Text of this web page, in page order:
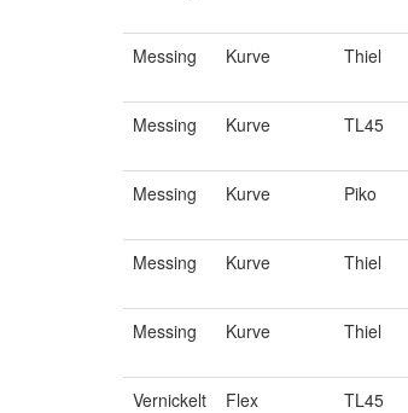
Messing Kurve Thiel
Messing Kurve TL45
Messing Kurve Piko
Messing Kurve Thiel
Messing Kurve Thiel
Vernickelt Flex TL45